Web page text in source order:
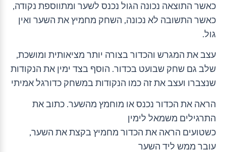
כאשר התוצאה נכונה הגול נכנס לשער ומתווספת נקודה,
כאשר התשובה לא נכונה, השחק מחמיץ את השער ואין
גול.
עצב את המגרש והכדור בצורה יותר מציאותית ומושכת,
שלב גם שחק שבועט בכדור. הוסף בצד ימין את הנקודות
שנצברו ועצב את זה כמו הנקודות במשחק כדורגל אמיתי
הראה את הכדור נכנס או מוחמץ מהשער. כתוב את
התרגילים משמאל לימין
כשטועים הראה את הכדור מחמיץ בקצת את השער,
עובר ממש ליד השער